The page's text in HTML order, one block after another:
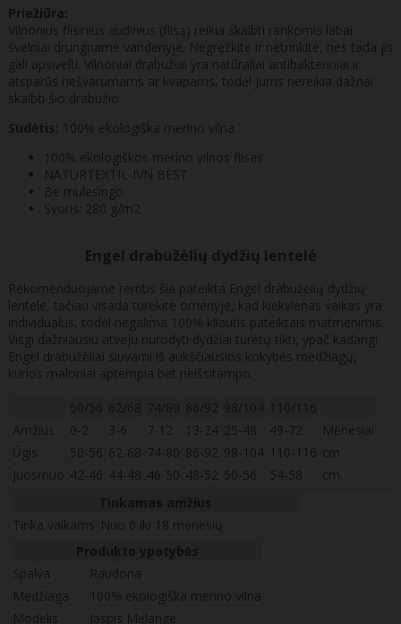
Priežiūra:
Vilnonius flisinius audinius (flisą) reikia skalbti rankomis labai
švelniai drungname vandenyje. Negręžkite ir netrinkite, nes tada jis
gali apsivelti. Vilnoniai drabužiai yra natūraliai antibakteriniai ir
atsparūs nešvarumams ar kvapams, todėl Jums nereikia dažnai
skalbti šio drabužio.
Sudėtis: 100% ekologiška merino vilna.
100% ekologiškos merino vilnos flisas
NATURTEXTIL-IVN BEST
Be mulesingo
Svoris: 280 g/m2
Engel drabužėlių dydžių lentelė
Rekomenduojame remtis šia pateikta Engel drabužėlių dydžių
lentele, tačiau visada turėkite omenyje, kad kiekvienas vaikas yra
individualus, todėl negalima 100% kliautis pateiktais matmenimis.
Visgi dažniausiu atveju nurodyti dydžiai turėtų tikti, ypač kadangi
Engel drabužėliai siuvami iš aukščiausios kokybės medžiagų,
kurios maloniai aptempia bet neišsitampo.
Amžius
0-2 3-6 7-12 13-24 25-48 49-72
Mėnesiai
Ūgis
50-56 62-68 74-80 86-92 98-104 110-116 cm
Juosmuo 42-46 44-48 46-50 48-52 50-56 54-58
cm
Tinka vaikams Nuo 0 iki 18 mėnesių.
Spalva
Raudona
Medžiaga
100% ekologiška merino vilna
Modelis
Jaspis Melange